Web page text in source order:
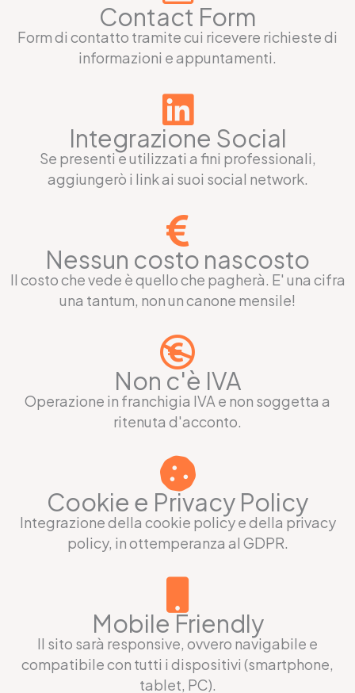
Contact Form
Form di contatto tramite cui ricevere richieste di
informazioni e appuntamenti.
Integrazione Social
Se presenti e utilizzati a fini professionali,
aggiungerò i link ai suoi social network.
Nessun costo nascosto
Il costo che vede è quello che pagherà. E' una cifra
una tantum, non un canone mensile!
Non c'è IVA
Operazione in franchigia IVA e non soggetta a
ritenuta d'acconto.
Cookie e Privacy Policy
Integrazione della cookie policy e della privacy
policy, in ottemperanza al GDPR.
Mobile Friendly
Il sito sarà responsive, ovvero navigabile e
compatibile con tutti i dispositivi (smartphone,
tablet, PC).